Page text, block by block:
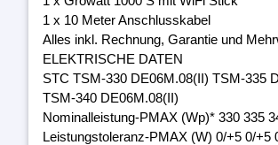
1 x 10 Meter Anschlusskabel
Alles inkl. Rechnung, Garantie und
ELEKTRISCHE DATEN
STC TSM-330 DE06M.08(II) TSM-335
TSM-340 DE06M.08(II)
Nominalleistung-PMAX (Wp)* 330 335
Leistungstoleranz-PMAX (W) 0/+5 0/+5